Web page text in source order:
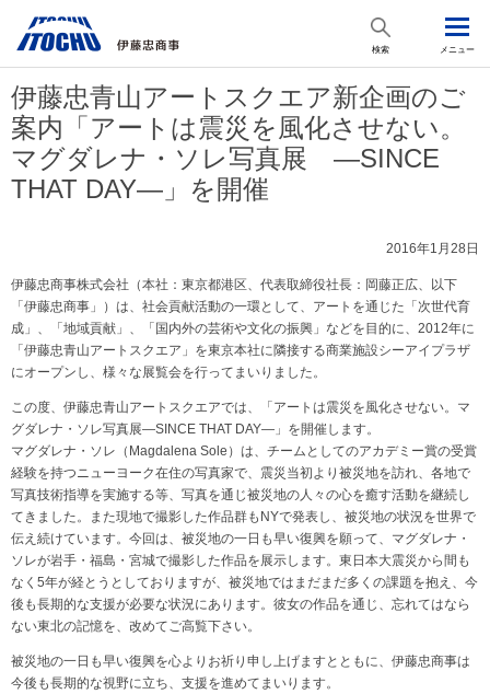
検索 メニュー
伊藤忠青山アートスクエア新企画のご
案内「アートは震災を風化させない。
マグダレナ・ソレ写真展 ―SINCE
THAT DAY―」を開催
2016年1月28日
伊藤忠商事株式会社（本社：東京都港区、代表取締役社長：岡藤正広、以下
「伊藤忠商事」）は、社会貢献活動の一環として、アートを通じた「次世代育
成」、「地域貢献」、「国内外の芸術や文化の振興」などを目的に、2012年に
「伊藤忠青山アートスクエア」を東京本社に隣接する商業施設シーアイプラザ
にオープンし、様々な展覧会を行ってまいりました。
この度、伊藤忠青山アートスクエアでは、「アートは震災を風化させない。マ
グダレナ・ソレ写真展—SINCE THAT DAY—」を開催します。
マグダレナ・ソレ（Magdalena Sole）は、チームとしてのアカデミー賞の受賞
経験を持つニューヨーク在住の写真家で、震災当初より被災地を訪れ、各地で
写真技術指導を実施する等、写真を通じ被災地の人々の心を癒す活動を継続し
てきました。また現地で撮影した作品群もNYで発表し、被災地の状況を世界で
伝え続けています。今回は、被災地の一日も早い復興を願って、マグダレナ・
ソレが岩手・福島・宮城で撮影した作品を展示します。東日本大震災から間も
なく5年が経とうとしておりますが、被災地ではまだまだ多くの課題を抱え、今
後も長期的な支援が必要な状況にあります。彼女の作品を通じ、忘れてはなら
ない東北の記憶を、改めてご高覧下さい。
被災地の一日も早い復興を心よりお祈り申し上げますとともに、伊藤忠商事は
今後も長期的な視野に立ち、支援を進めてまいります。